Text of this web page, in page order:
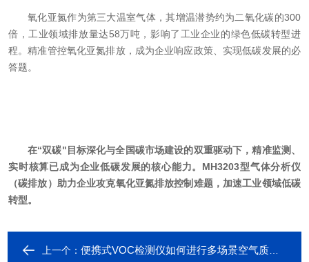
氧化亚氮作为第三大温室气体，其增温潜势约为二氧化碳的300
倍，工业领域排放量达58万吨，影响了工业企业的绿色低碳转型进
程。精准管控氧化亚氮排放，成为企业响应政策、实现低碳发展的必
答题。
在“双碳"目标深化与全国碳市场建设的双重驱动下，精准监测、
实时核算已成为企业低碳发展的核心能力。MH3203型气体分析仪
（碳排放）助力企业攻克氧化亚氮排放控制难题，加速工业领域低碳
转型。
上一个：便携式VOC检测仪如何进行多场景空气质量守护？